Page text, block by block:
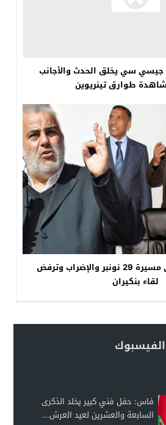
جيسي سي يخلق الحدث والأجانب
طوارق تينريوين
النقابات مصرة على مسيرة 29 نونبر والإضراب وترفض
لقاء بنكيران
فاس: حفل فني كبير يخلد الذكرى
السابعة والعشرين لعيد العرش...